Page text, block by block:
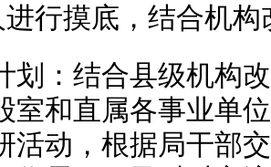
行摸底，结合机
：结合县级机构改
室和直属各事业单
活动，根据局干部